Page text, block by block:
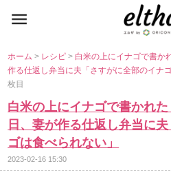
ホーム> レシピ> 白米の上にイナゴで書か
作る仕返し弁当に夫「さすがに全部のイナ
枚目
白米の上にイナゴで書かれ
日、妻が作る仕返し弁当に
ゴは食べられない」
2023-02-16 15:30